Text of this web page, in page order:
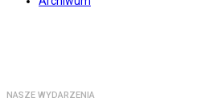
NASZE WYDARZENIA